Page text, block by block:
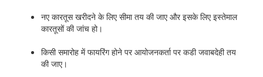
नए कारतूस खरीदने के लिए सीमा तय की जाए और इसके लिए इस्तेमाल
कारतूसों की जांच हो।
किसी समारोह में फायरिंग होने पर आयोजनकर्ता पर कडी जवाबदेही तय
की जाए।